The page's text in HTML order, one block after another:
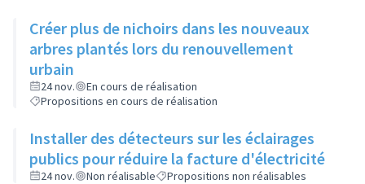
Créer plus de nichoirs dans les nouveaux
arbres plantés lors du renouvellement
urbain
24 nov.
En cours de réalisation
Propositions en cours de réalisation
Installer des détecteurs sur les éclairages
publics pour réduire la facture d'électricité
24 nov. Non réalisable Propositions non réalisables